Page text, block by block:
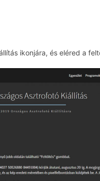
ikonjára, és eléred a